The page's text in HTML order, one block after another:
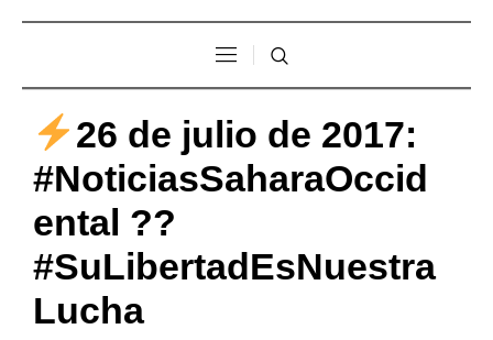
26 de julio de 2017:
#NoticiasSaharaOccid
ental ??
#SuLibertadEsNuestra
Lucha